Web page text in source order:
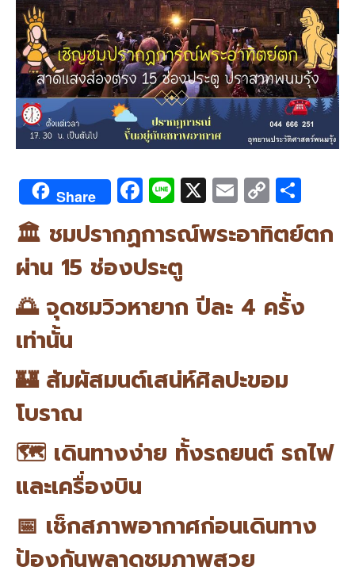
Share F
e
b
o
Li
e
X E
ai
C
py
n
k
h
ar
🏛️ ชมปรากฏการณ์พระอาทิตย์ตก
ผ่าน 15 ช่องประตู
🌅 จุดชมวิวหายาก ปีละ 4 ครั้ง
เท่านั้น
🏰 สัมผัสมนต์เสน่ห์ศิลปะขอม
โบราณ
🗺️ เดินทางง่าย ทั้งรถยนต์ รถไฟ
และเครื่องบิน
📅 เช็กสภาพอากาศก่อนเดินทาง
ป้องกันพลาดชมภาพสวย